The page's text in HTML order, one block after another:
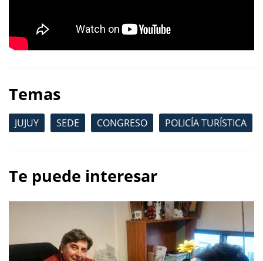
Temas
JUJUY SEDE CONGRESO POLICÍA TURÍSTICA
Te puede interesar